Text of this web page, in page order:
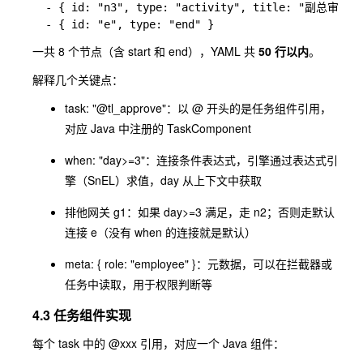
- { id: "n3", type: "activity", title: "副总审批
一共 8 个节点（含 start 和 end），YAML 共 50 行以内。
解释几个关键点：
task: "@tl_approve"：以 @ 开头的是任务组件引用，
对应 Java 中注册的 TaskComponent
when: "day>=3"：连接条件表达式，引擎通过表达式引
擎（SnEL）求值， day 从上下文中获取
排他网关 g1 ：如果 day>=3 满足，走 n2；否则走默认
连接 e （没有 when 的连接就是默认）
meta: { role: "employee" }：元数据，可以在拦截器或
任务中读取，用于权限判断等
4.3 任务组件实现
每个 task 中的 @xxx 引用，对应一个 Java 组件：